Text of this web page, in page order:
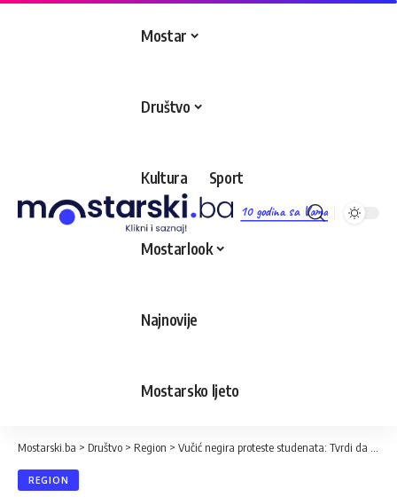
10 godina sa Vama
Mostar
Društvo
Kultura Sport
Mostarlook
Najnovije
Mostarsko ljeto
Mostarski.ba > Društvo > Region > Vučić negira proteste studenata: Tvrdi da iza svega stoje svjetski moćnici zbog Rezolucije o Srebrenici
REGION